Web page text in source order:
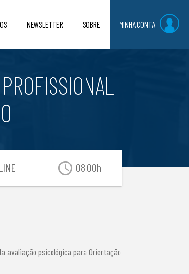
NEWSLETTER SOBRE MINHA CONTA
access_time 08:00h
avaliação psicológica para Orientação